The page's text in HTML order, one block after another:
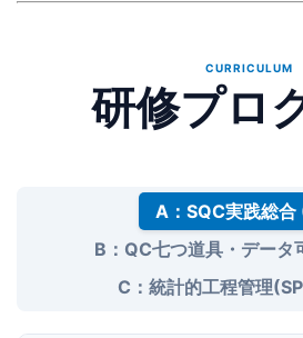
CURRICULUM
研修プロ
A：SQC実践総合
B：QC七つ道具・データ
C：統計的工程管理